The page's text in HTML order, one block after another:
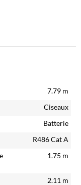
7.79 m
Ciseaux
Batterie
R486 Cat A
1.75 m
2.11 m